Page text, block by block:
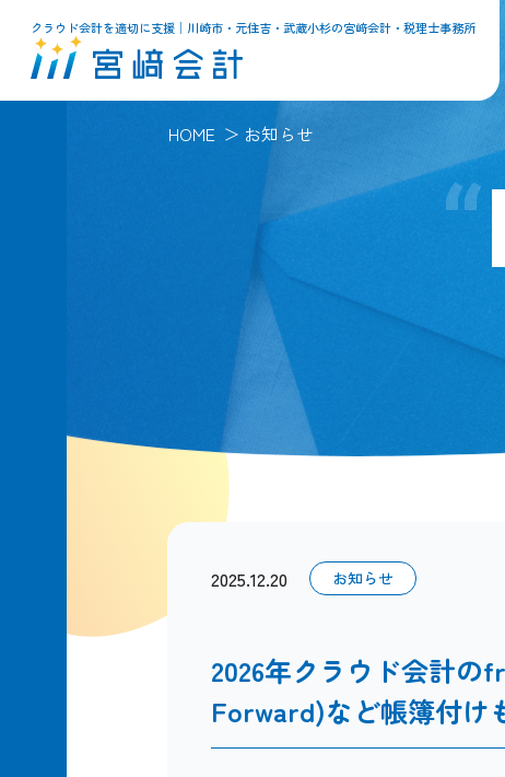
クラウド会計を適切に支援│川崎市・元住吉・武蔵小杉の宮﨑会計・税理士事務所
HOME お知らせ
2025.12.20 お知らせ
2026年クラウド会計の
Forward)など帳簿付け